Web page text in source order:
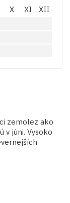
X XI XII
zemolez ako
v júni. Vysoko